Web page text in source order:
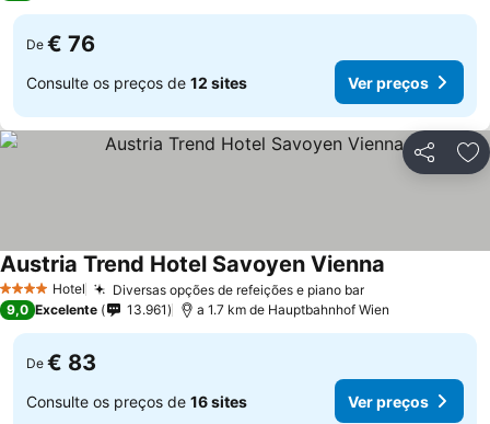
De € 76
Consulte os preços de 12 sites Ver preços
Partilhar
4 EstrelasHotel Diversas opções de refeições e piano bar
Austria Trend Hotel Savoyen Vienna
9,0 Excelente 13.961 a 1.7 km de Hauptbahnhof Wien
De € 83
Consulte os preços de 16 sites Ver preços